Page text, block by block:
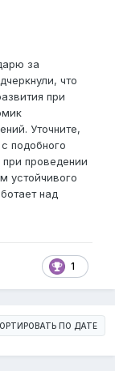
за
что
при
Уточните,
подобного
проведении
устойчивого
над
1
ПО ДАТЕ